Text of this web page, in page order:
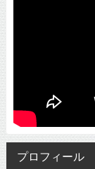
プロフィール